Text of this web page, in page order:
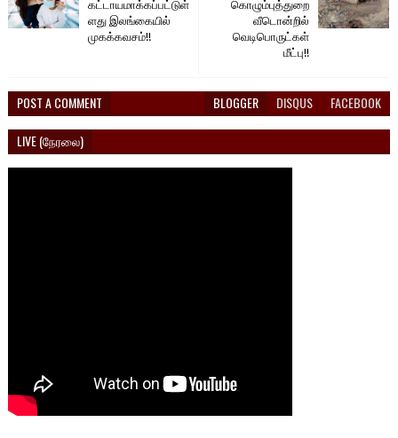
கொழும்புத்துறை
வீடொன்றில்
வெடிபொருட்கள்
மீட்பு!!
கட்டாயமாக்கப்பட்டுள்
ளது இலங்கையில்
முகக்கவசம்!!
POST A COMMENT BLOGGER DISQUS FACEBOOK
LIVE (நேரலை)